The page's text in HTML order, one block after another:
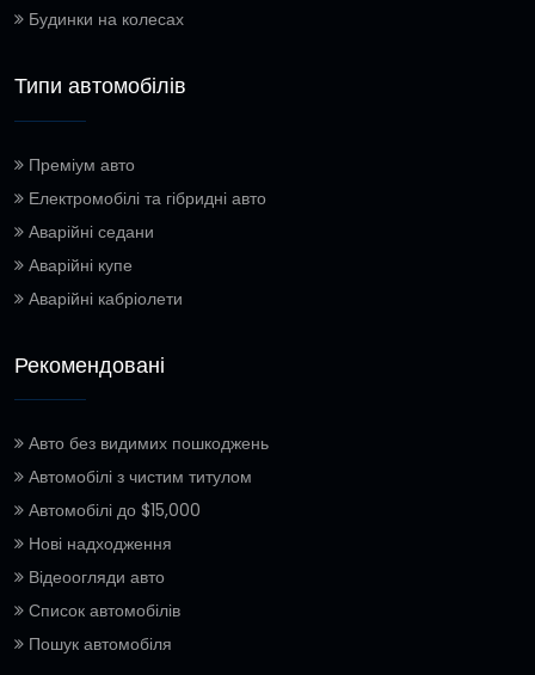
Будинки на колесах
Типи автомобілів
Преміум авто
Електромобілі та гібридні авто
Аварійні седани
Аварійні купе
Аварійні кабріолети
Рекомендовані
Авто без видимих пошкоджень
Автомобілі з чистим титулом
Автомобілі до $15,000
Нові надходження
Відеоогляди авто
Список автомобілів
Пошук автомобіля